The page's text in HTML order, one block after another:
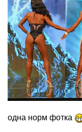
одна норм фотка